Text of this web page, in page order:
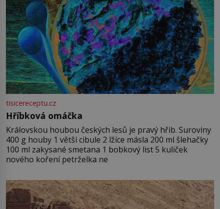
tisicereceptu.cz
Hříbková omáčka
Královskou houbou českých lesů je pravý hřib. Suroviny
400 g houby 1 větší cibule 2 lžíce másla 200 ml šlehačky
100 ml zakysané smetana 1 bobkový list 5 kuliček
nového koření petrželka ne